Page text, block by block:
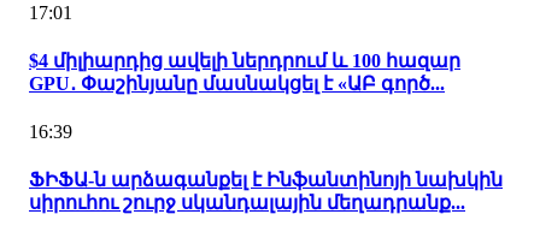
17:01
$4 միլիարդից ավելի ներդրում և 100 հազար
GPU․ Փաշինյանը մասնակցել է «ԱԲ գործ...
16:39
ՖԻՖԱ-ն արձագանքել է Ինֆանտինոյի նախկին
սիրուհու շուրջ սկանդալային մեղադրանք...